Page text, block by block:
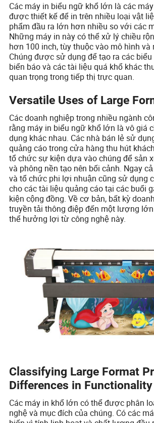
Các máy in biểu ngữ khổ lớn là các
được thiết kế để in trên nhiều loại vật
phẩm đầu ra lớn hơn nhiều so với các
Những máy in này có thể xử lý chiều
hơn 100 inch, tùy thuộc vào mô hình và
Chúng được sử dụng để tạo ra các
biển báo và các tài liệu quá khổ khác
quan trọng trong tiếp thị trực quan.
Versatile Uses of Large
Các doanh nghiệp trong nhiều ngành
rằng máy in biểu ngữ khổ lớn là vô giá
dụng khác nhau. Các nhà bán lẻ sử
quảng cáo trong cửa hàng thu hút
tổ chức sự kiện dựa vào chúng để sản
và phông nền tạo nên bối cảnh. Ngay
và tổ chức phi lợi nhuận cũng sử dụng
cho các tài liệu quảng cáo tại các buổi
kiện cộng đồng. Về cơ bản, bất kỳ
truyền tải thông điệp đến một lượng
thể hưởng lợi từ công nghệ này.
Classifying Large Format
Differences in
Các máy in khổ lớn có thể được phân
nghệ và mục đích của chúng. Có các